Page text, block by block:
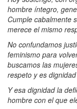
hombre íntegro,
Cumple cabalmente
merece el mismo
No confundamos
feminismo para
buscamos las
respeto y es
Y esa dignidad la
hombre con el que